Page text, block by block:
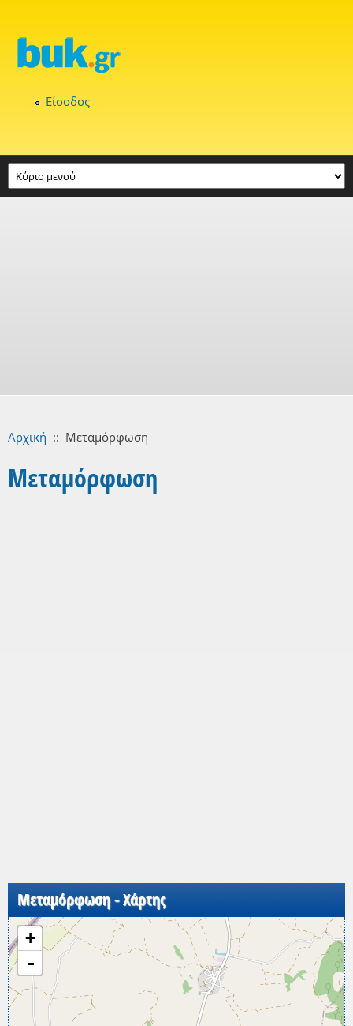
Είσοδος
Αρχική :: Μεταμόρφωση
Μεταμόρφωση
Μεταμόρφωση - Χάρτης
+
-